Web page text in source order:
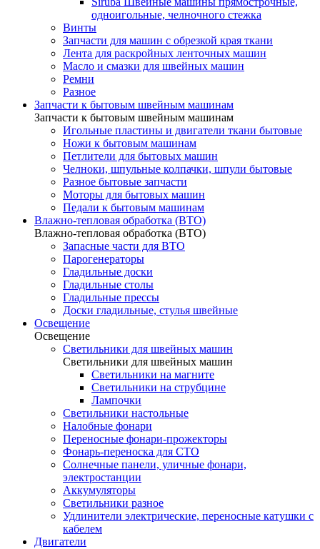
одноигольные, челночного стежка
Винты
Запчасти для машин с обрезкой края ткани
Лента для раскройных ленточных машин
Масло и смазки для швейных машин
Ремни
Разное
Запчасти к бытовым швейным машинам
Запчасти к бытовым швейным машинам
Игольные пластины и двигатели ткани бытовые
Ножи к бытовым машинам
Петлители для бытовых машин
Челноки, шпульные колпачки, шпули бытовые
Разное бытовые запчасти
Моторы для бытовых машин
Педали к бытовым машинам
Влажно-тепловая обработка (ВТО)
Влажно-тепловая обработка (ВТО)
Запасные части для ВТО
Парогенераторы
Гладильные доски
Гладильные столы
Гладильные прессы
Доски гладильные, стулья швейные
Освещение
Освещение
Светильники для швейных машин
Светильники для швейных машин
Светильники на магните
Светильники на струбцине
Лампочки
Светильники настольные
Налобные фонари
Переносные фонари-прожекторы
Фонарь-переноска для СТО
Солнечные панели, уличные фонари,
электростанции
Аккумуляторы
Светильники разное
Удлинители электрические, переносные катушки с
кабелем
Двигатели